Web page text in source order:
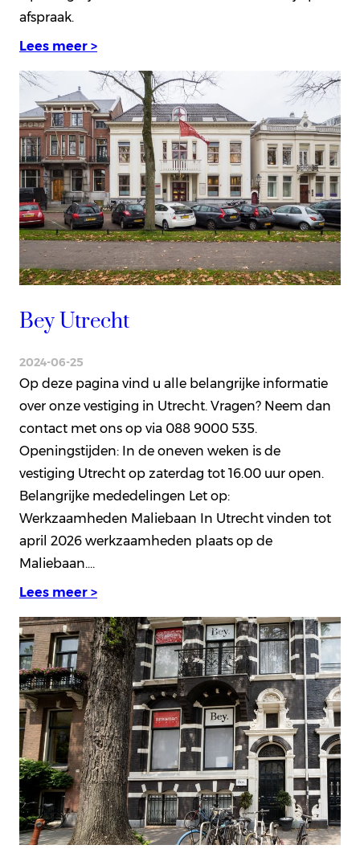
afspraak.
Lees meer >
Bey Utrecht
2024-06-25
Op deze pagina vind u alle belangrijke informatie
over onze vestiging in Utrecht. Vragen? Neem dan
contact met ons op via 088 9000 535.
Openingstijden: In de oneven weken is de
vestiging Utrecht op zaterdag tot 16.00 uur open.
Belangrijke mededelingen Let op:
Werkzaamheden Maliebaan In Utrecht vinden tot
april 2026 werkzaamheden plaats op de
Maliebaan.…
Lees meer >